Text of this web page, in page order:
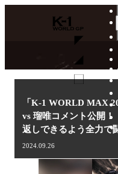
K-
WGP
「K-1 WORLD MAX
vs 瑠唯コメント公開
返しできるよう全力で
2024.09.26